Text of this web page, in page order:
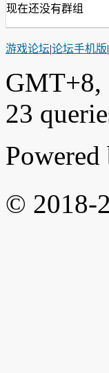
现在还没有群组
游戏论坛|论坛手机版|
GMT+8,
23
Powered
© 2018-